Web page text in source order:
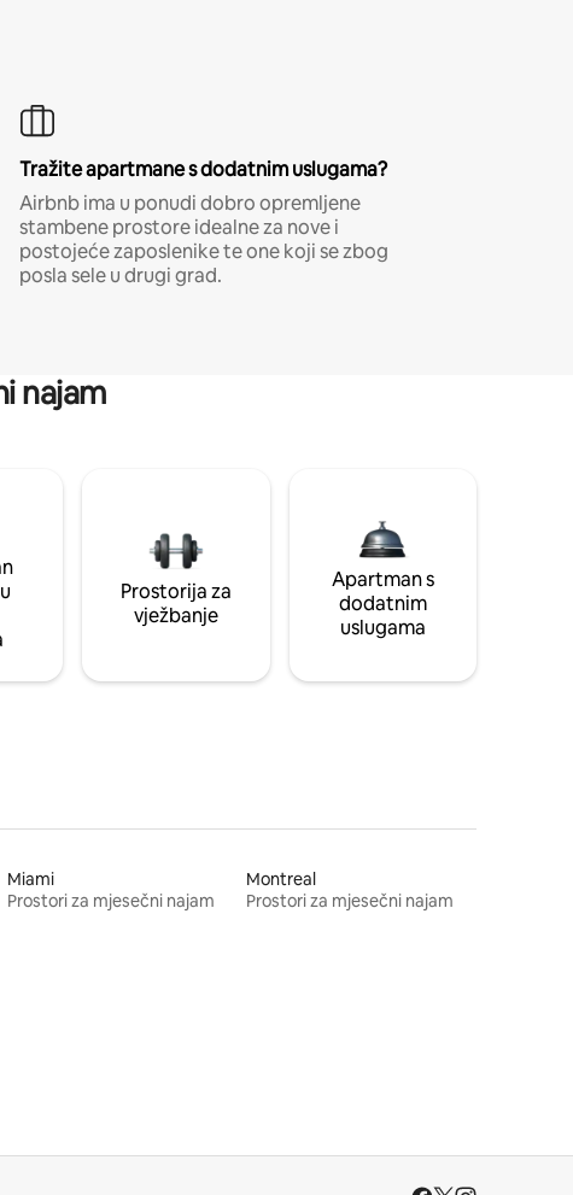
Tražite apartmane s dodatnim uslugama?
Airbnb ima u ponudi dobro opremljene
stambene prostore idealne za nove i
postojeće zaposlenike te one koji se zbog
posla sele u drugi grad.
najam
Prostorija za
vježbanje
Apartman s
dodatnim
uslugama
Miami
Prostori za mjesečni najam
Montreal
Prostori za mjesečni najam